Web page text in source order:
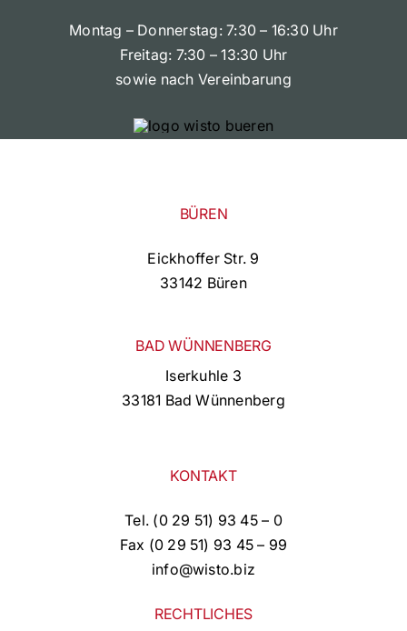
Montag – Donnerstag: 7:30 – 16:30 Uhr
Freitag: 7:30 – 13:30 Uhr
sowie nach Vereinbarung
BÜREN
Eickhoffer Str. 9
33142 Büren
BAD WÜNNENBERG
Iserkuhle 3
33181 Bad Wünnenberg
KONTAKT
Tel. (0 29 51) 93 45 – 0
Fax (0 29 51) 93 45 – 99
info@wisto.biz
RECHTLICHES